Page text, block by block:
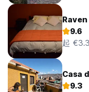
Raven
9.6
起
Casa
9.3